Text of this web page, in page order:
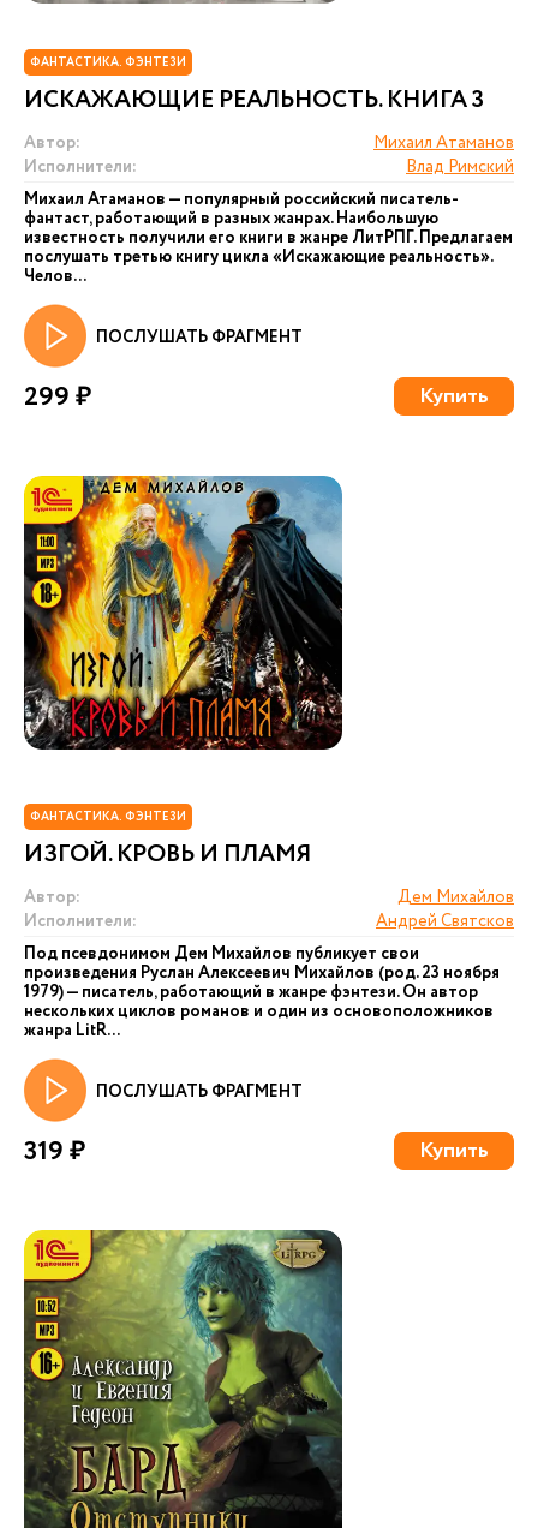
ФАНТАСТИКА. ФЭНТЕЗИ
ИСКАЖАЮЩИЕ РЕАЛЬНОСТЬ. КНИГА 3
Автор:
Михаил Атаманов
Исполнители:
Влад Римский
Михаил Атаманов — популярный российский писатель-
фантаст, работающий в разных жанрах. Наибольшую
известность получили его книги в жанре ЛитРПГ. Предлагаем
послушать третью книгу цикла «Искажающие реальность».
Челов...
ПОСЛУШАТЬ ФРАГМЕНТ
299 ₽ Купить
ФАНТАСТИКА. ФЭНТЕЗИ
ИЗГОЙ. КРОВЬ И ПЛАМЯ
Автор:
Дем Михайлов
Исполнители:
Андрей Святсков
Под псевдонимом Дем Михайлов публикует свои
произведения Руслан Алексеевич Михайлов (род. 23 ноября
1979) — писатель, работающий в жанре фэнтези. Он автор
нескольких циклов романов и один из основоположников
жанра LitR...
ПОСЛУШАТЬ ФРАГМЕНТ
319 ₽ Купить